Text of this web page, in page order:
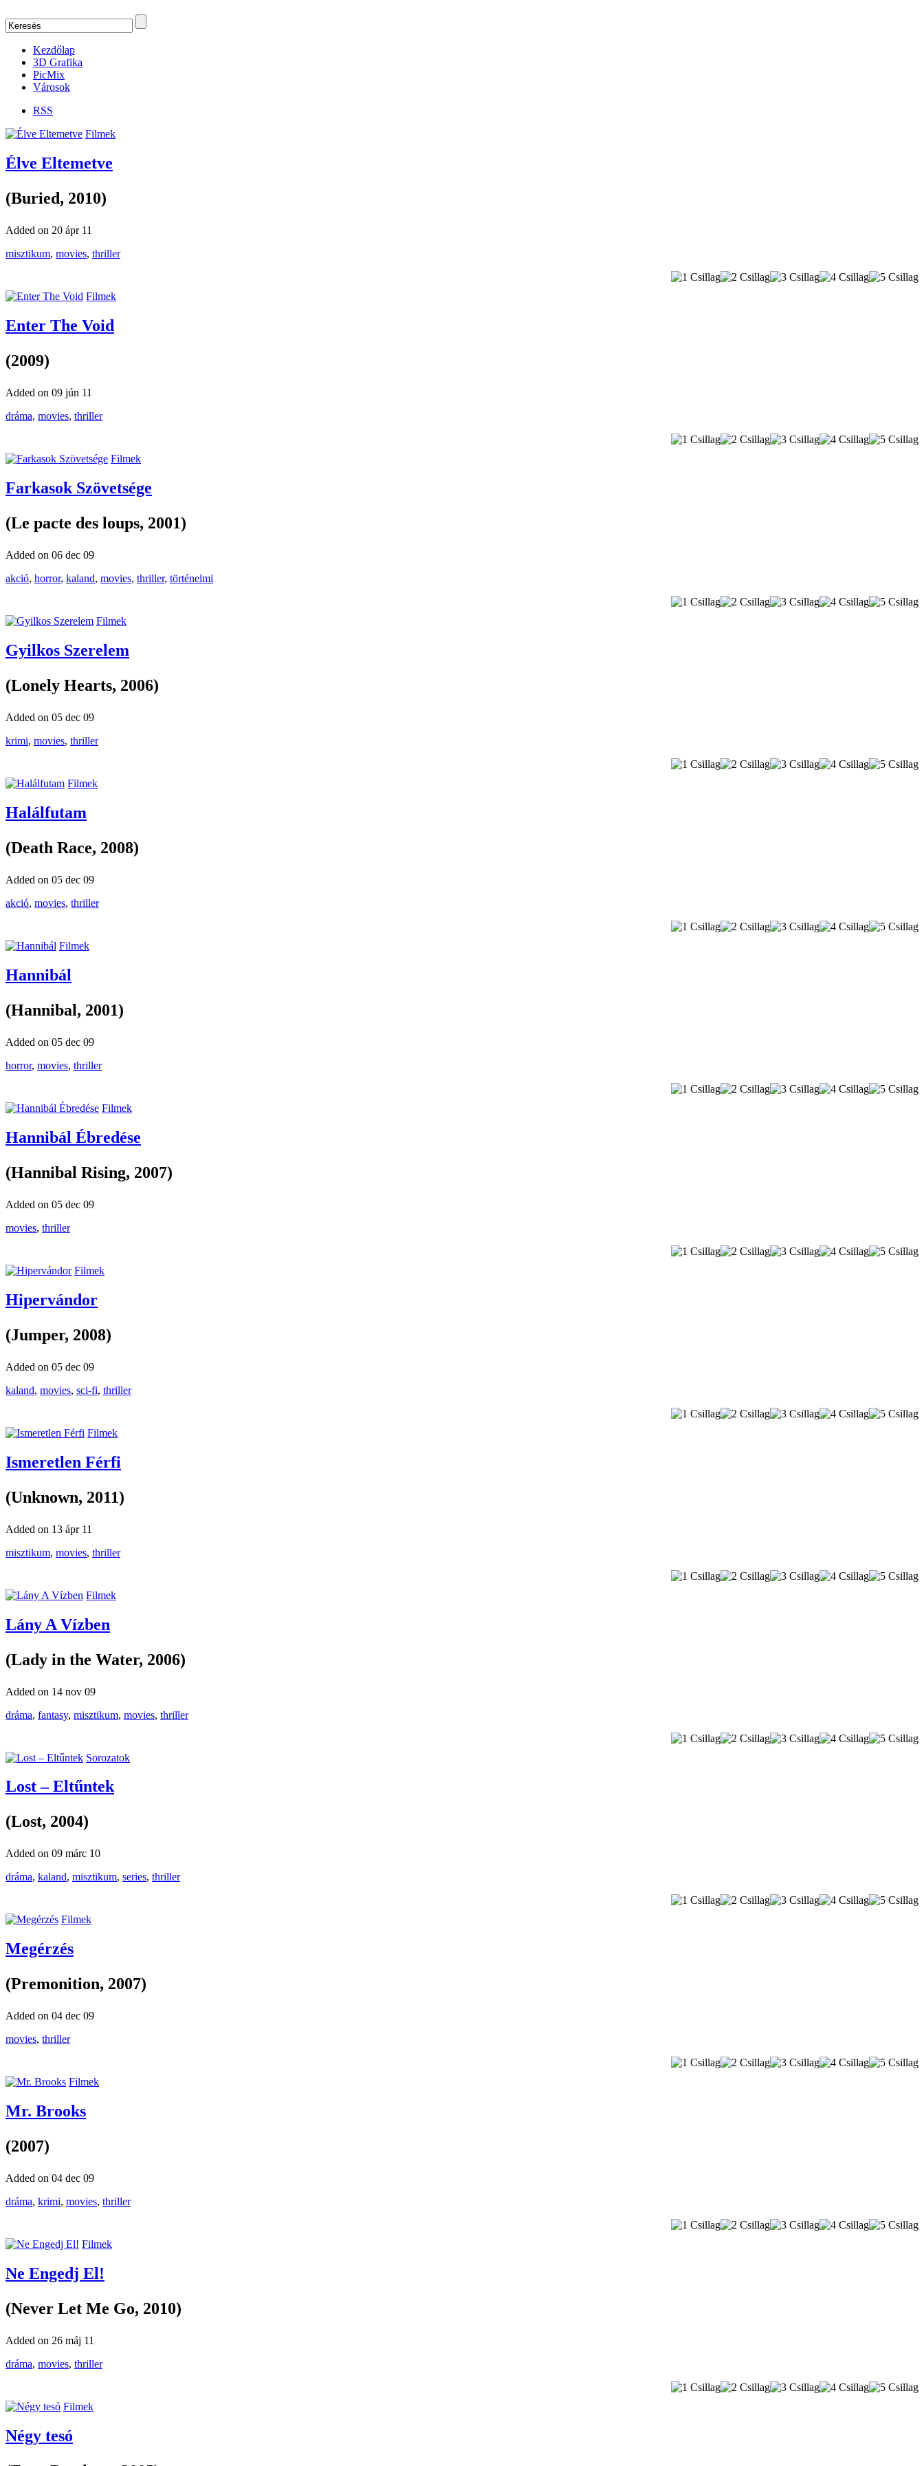
Kezdőlap
3D Grafika
PicMix
Városok
RSS
Filmek
Élve Eltemetve
(Buried, 2010)
Added on 20 ápr 11
misztikum, movies, thriller
Filmek
Enter The Void
(2009)
Added on 09 jún 11
dráma, movies, thriller
Filmek
Farkasok Szövetsége
(Le pacte des loups, 2001)
Added on 06 dec 09
akció, horror, kaland, movies, thriller, történelmi
Filmek
Gyilkos Szerelem
(Lonely Hearts, 2006)
Added on 05 dec 09
krimi, movies, thriller
Filmek
Halálfutam
(Death Race, 2008)
Added on 05 dec 09
akció, movies, thriller
Filmek
Hannibál
(Hannibal, 2001)
Added on 05 dec 09
horror, movies, thriller
Filmek
Hannibál Ébredése
(Hannibal Rising, 2007)
Added on 05 dec 09
movies, thriller
Filmek
Hipervándor
(Jumper, 2008)
Added on 05 dec 09
kaland, movies, sci-fi, thriller
Filmek
Ismeretlen Férfi
(Unknown, 2011)
Added on 13 ápr 11
misztikum, movies, thriller
Filmek
Lány A Vízben
(Lady in the Water, 2006)
Added on 14 nov 09
dráma, fantasy, misztikum, movies, thriller
Sorozatok
Lost – Eltűntek
(Lost, 2004)
Added on 09 márc 10
dráma, kaland, misztikum, series, thriller
Filmek
Megérzés
(Premonition, 2007)
Added on 04 dec 09
movies, thriller
Filmek
Mr. Brooks
(2007)
Added on 04 dec 09
dráma, krimi, movies, thriller
Filmek
Ne Engedj El!
(Never Let Me Go, 2010)
Added on 26 máj 11
dráma, movies, thriller
Filmek
Négy tesó